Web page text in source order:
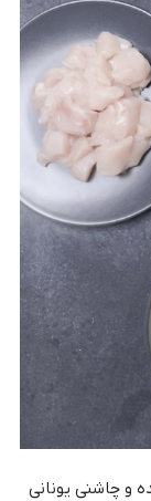
وچاشنی یونانی